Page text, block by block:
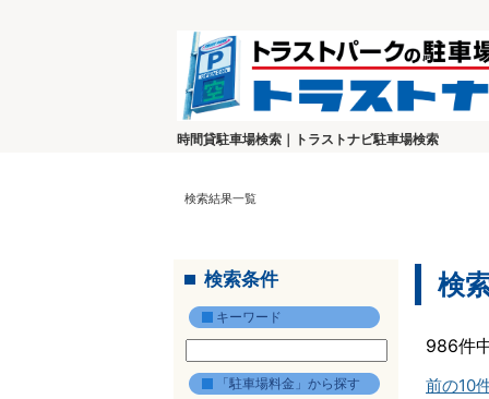
時間貸駐車場検索｜トラストナビ駐車場検索
検索結果一覧
検索条件
キーワード
「駐車場料金」から探す
検
986件
前の10